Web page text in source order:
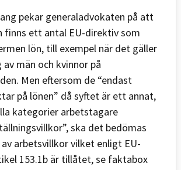
pekar generaladvokaten på att
finns ett antal EU-direktiv som
lön, till exempel när det gäller
män och kvinnor på
Men eftersom de “endast
på lönen” då syftet är ett annat,
kategorier arbetstagare
ska det bedömas
arbetsvillkor vilket enligt EU-
153.1b är tillåtet, se faktabox